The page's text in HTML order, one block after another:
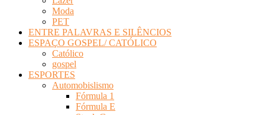
Moda
PET
ENTRE PALAVRAS E SILÊNCIOS
ESPAÇO GOSPEL/ CATÓLICO
Católico
gospel
ESPORTES
Automobislismo
Fórmula 1
Fórmula E